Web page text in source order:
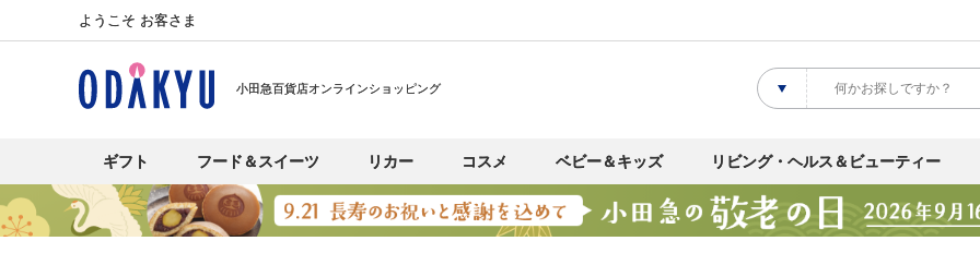
ようこそ お客さま
小田急百貨店オンラインショッピング
ギフト フード＆スイーツ リカー コスメ ベビー＆キッズ リビング・ヘルス＆ビューティー